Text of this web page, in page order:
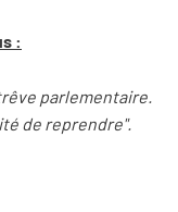
:
parlementaire.
de reprendre".